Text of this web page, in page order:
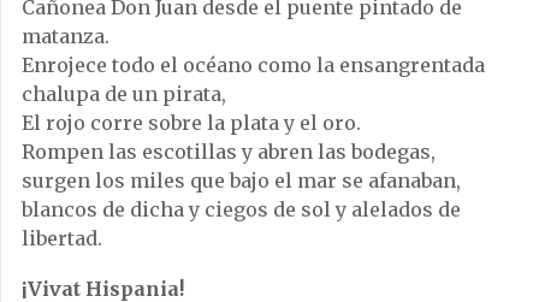
Cañonea Don Juan desde el puente pintado de
matanza.
Enrojece todo el océano como la ensangrentada
chalupa de un pirata,
El rojo corre sobre la plata y el oro.
Rompen las escotillas y abren las bodegas,
surgen los miles que bajo el mar se afanaban,
blancos de dicha y ciegos de sol y alelados de
libertad.
¡Vivat Hispania!